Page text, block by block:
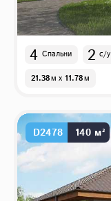
4 Спальни 2 с/у
21.38м x 11.78м
D2478 140 м²